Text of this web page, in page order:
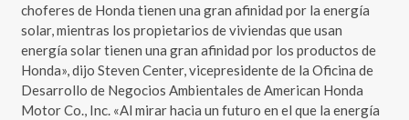
choferes de Honda tienen una gran afinidad por la energía
solar, mientras los propietarios de viviendas que usan
energía solar tienen una gran afinidad por los productos de
Honda», dijo Steven Center, vicepresidente de la Oficina de
Desarrollo de Negocios Ambientales de American Honda
Motor Co., Inc. «Al mirar hacia un futuro en el que la energía